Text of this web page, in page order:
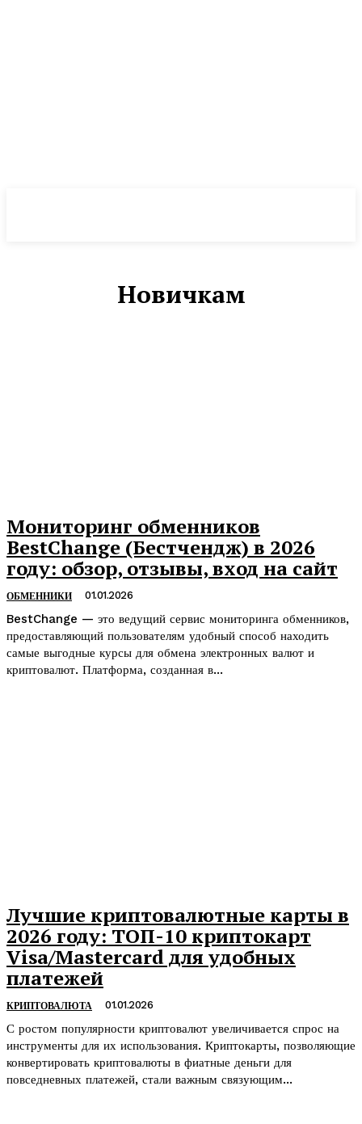
Новичкам
Мониторинг обменников
BestСhange (Бестчендж) в 2026
году: обзор, отзывы, вход на сайт
ОБМЕННИКИ 01.01.2026
BestChange — это ведущий сервис мониторинга обменников,
предоставляющий пользователям удобный способ находить
самые выгодные курсы для обмена электронных валют и
криптовалют. Платформа, созданная в...
Лучшие криптовалютные карты в
2026 году: ТОП-10 криптокарт
Visa/Mastercard для удобных
платежей
КРИПТОВАЛЮТА 01.01.2026
С ростом популярности криптовалют увеличивается спрос на
инструменты для их использования. Криптокарты, позволяющие
конвертировать криптовалюты в фиатные деньги для
повседневных платежей, стали важным связующим...